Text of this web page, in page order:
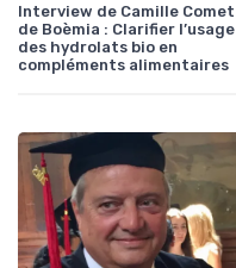
Interview de Camille Comet
de Boèmia : Clarifier l’usage
des hydrolats bio en
compléments alimentaires